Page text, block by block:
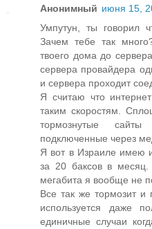
Анонимный июня 15,
Умпутун, ты говорил
Зачем тебе так
твоего дома до
сервера провайдера
и сервера проходит
Я считаю что
таким скоростям.
тормознутые
подключенные через
Я вот в Израиле имею
за 20 баксов в
мегабита я вообще не
Все так же тормозит и
используется даже
единичные случаи